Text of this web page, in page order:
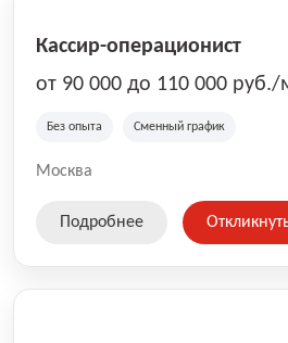
Кассир-операционист
от 90 000 до 110 000 руб./
Без опыта Сменный график
Москва
Подробнее